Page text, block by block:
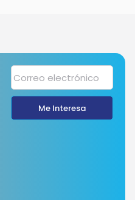
Me Interesa